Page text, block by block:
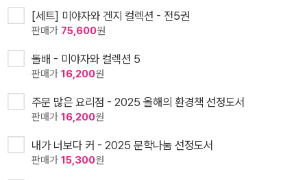
[세트] 미야자와 겐지 컬렉션 - 전5권
판매가 75,600원
돌배 - 미야자와 컬렉션 5
판매가 16,200원
주문 많은 요리점 - 2025 올해의 환경책 선정도서
판매가 16,200원
내가 너보다 커 - 2025 문학나눔 선정도서
판매가 15,300원